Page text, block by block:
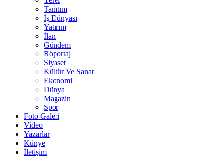
Tanıtım
İş Dünyası
Yatırım
İlan
Gündem
Röportaj
Siyaset
Kültür Ve Sanat
Ekonomi
Dünya
Magazin
Spor
Foto Galeri
Video
Yazarlar
Künye
İletişim